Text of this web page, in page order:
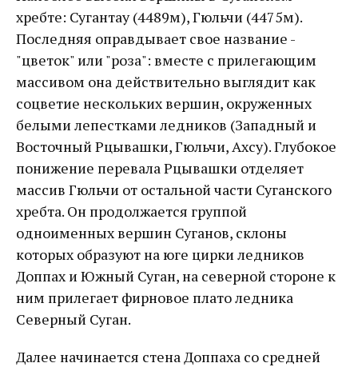
хребте: Сугантау (4489м), Гюльчи (4475м).
Последняя оправдывает свое название -
"цветок" или "роза": вместе с прилегающим
массивом она действительно выглядит как
соцветие нескольких вершин, окруженных
белыми лепестками ледников (Западный и
Восточный Рцывашки, Гюльчи, Ахсу). Глубокое
понижение перевала Рцывашки отделяет
массив Гюльчи от остальной части Суганского
хребта. Он продолжается группой
одноименных вершин Суганов, склоны
которых образуют на юге цирки ледников
Доппах и Южный Суган, на северной стороне к
ним прилегает фирновое плато ледника
Северный Суган.
Далее начинается стена Доппаха со средней